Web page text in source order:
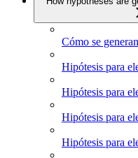
Cómo se
Hipótesis para
Hipótesis para
Hipótesis para
Hipótesis para